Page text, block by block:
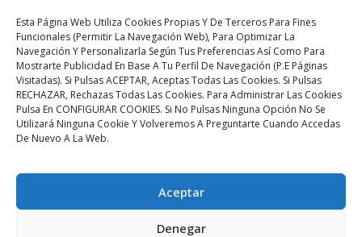
Esta Página Web Utiliza Cookies Propias Y De Terceros Para Fines
Funcionales (permitir La Navegación Web), Para Optimizar La
Navegación Y Personalizarla Según Tus Preferencias Así Como Para
Mostrarte Publicidad En Base A Tu Perfil De Navegación (p.e Páginas
Visitadas). Si Pulsas ACEPTAR, Aceptas Todas Las Cookies. Si Pulsas
RECHAZAR, Rechazas Todas Las Cookies. Para Administrar Las Cookies
Pulsa En CONFIGURAR COOKIES. Si No Pulsas Ninguna Opción No Se
Utilizará Ninguna Cookie Y Volveremos A Preguntarte Cuando Accedas
De Nuevo A La Web.
Aceptar
Denegar
lo
que
hacemos
y
vendemos.
Aviso legal |
Condiciones de venta y envíos |